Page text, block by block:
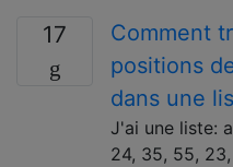
17
Comment
positions
dans une
J'ai une liste:
24, 35, 55, 23,